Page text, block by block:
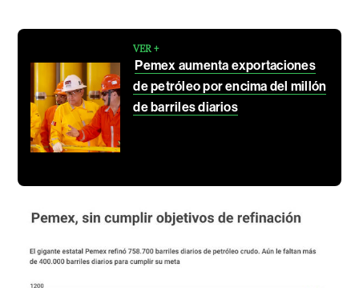
VER +
Pemex aumenta exportaciones
de petróleo por encima del millón
de barriles diarios